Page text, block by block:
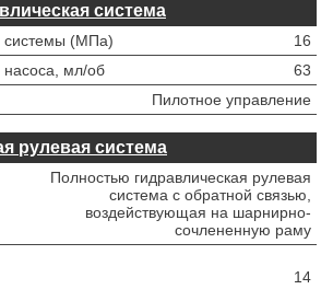
система
системы (МПа)
16
насоса, мл/об
63
Пилотное управление
рулевая система
Полностью гидравлическая рулевая
система с обратной связью,
воздействующая на шарнирно-
сочлененную раму
14